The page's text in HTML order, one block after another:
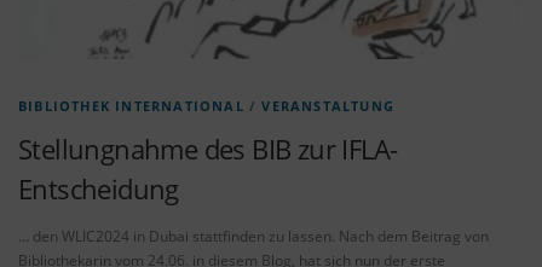
BIBLIOTHEK INTERNATIONAL /VERANSTALTUNG
Stellungnahme des BIB zur IFLA-
Entscheidung
… den WLIC2024 in Dubai stattfinden zu lassen. Nach dem Beitrag von
Bibliothekarin vom 24.06. in diesem Blog, hat sich nun der erste